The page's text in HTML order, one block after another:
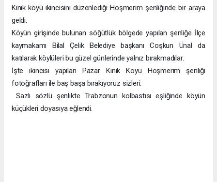
Kınık köyü ikincisini düzenlediği Hoşmerim şenliğinde bir araya
geldi.
Köyün girişinde bulunan söğütlük bölgede yapılan şenliğe İlçe
kaymakamı Bilal Çelik Belediye başkanı Coşkun Ünal da
katılarak köylüleri bu güzel günlerinde yalnız bırakmadılar.
İşte ikincisi yapılan Pazar Kınık Köyü Hoşmerim şenliği
fotoğrafları ile baş başa bırakıyoruz sizleri.
Sazlı sözlü şenlikte Trabzonun kolbastısı eşliğinde köyün
küçükleri doyasıya eğlendi.